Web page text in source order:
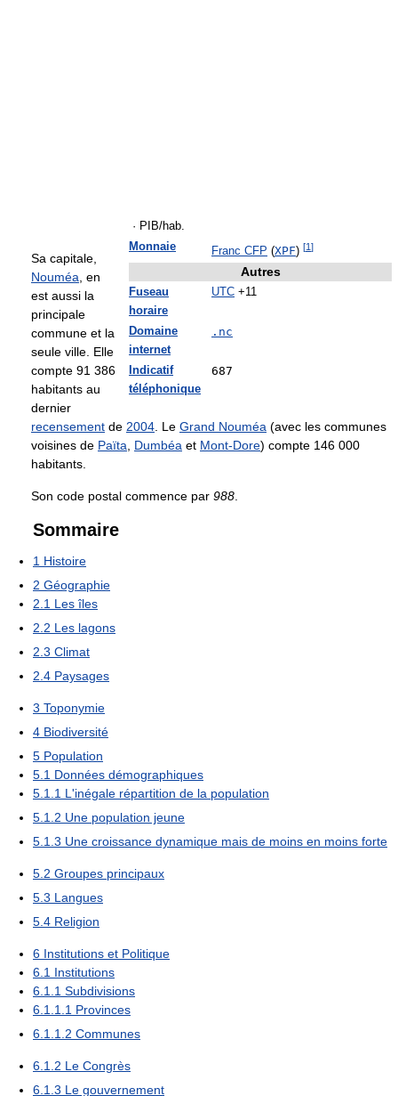
· PIB/hab.
Monnaie Franc CFP (XPF) [1]
Autres
Fuseau
horaire
UTC +11
Domaine
internet
.nc
Indicatif
téléphonique
687
Sa capitale,
Nouméa , en
est aussi la
principale
commune et la
seule ville. Elle
compte 91 386
habitants au
dernier
recensement de 2004 . Le Grand Nouméa (avec les communes
voisines de Païta Dumbéa et Mont-Dore) compte 146 000
habitants.
Son code postal commence par 988
Sommaire
1 Histoire
2 Géographie
2.1 Les îles
2.2 Les lagons
2.3 Climat
2.4 Paysages
3 Toponymie
4 Biodiversité
5 Population
5.1 Données démographiques
5.1.1 L'inégale répartition de la population
5.1.2 Une population jeune
5.1.3 Une croissance dynamique mais de moins en moins forte
5.2 Groupes principaux
5.3 Langues
5.4 Religion
6 Institutions et Politique
6.1 Institutions
6.1.1 Subdivisions
6.1.1.1 Provinces
6.1.1.2 Communes
6.1.2 Le Congrès
6.1.3 Le gouvernement